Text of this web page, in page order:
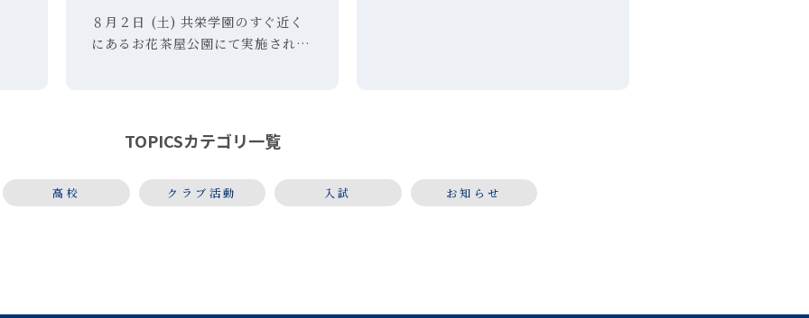
８月２日 (土) 共栄学園のすぐ近く
にあるお花茶屋公園にて実施された
り」「ultra soul」などの定番曲
に始まり、アンコー […]
TOPICSカテゴリ一覧
高校 クラブ活動 入試 お知らせ